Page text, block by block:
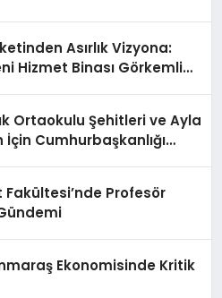
Asırlık Vizyona:
Hizmet Binası Görkemli
Ortaokulu Şehitleri ve Ayla
Cumhurbaşkanlığı
Fakültesi’nde Profesör
Ekonomisinde Kritik